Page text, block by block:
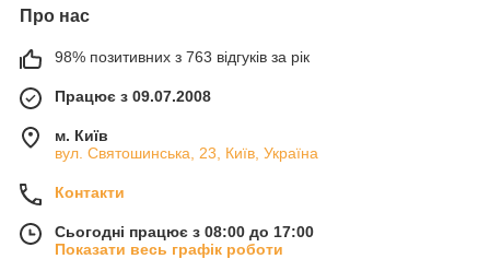
Про нас
98% позитивних з 763 відгуків за рік
Працює з 09.07.2008
м. Київ
вул. Святошинська, 23, Київ, Україна
Контакти
Сьогодні працює з 08:00 до 17:00
Показати весь графік роботи